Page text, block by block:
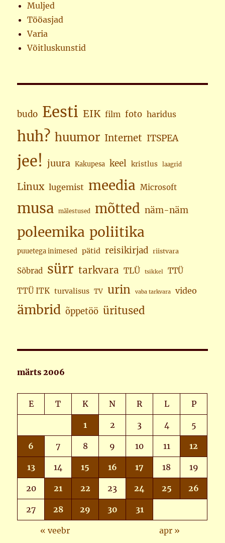
Muljed
Tööasjad
Varia
Võitluskunstid
budo Eesti EIK film foto haridus
huh? huumor Internet ITSPEA
jee! juura Kakupesa keel kristlus laagrid
Linux lugemist meedia Microsoft
musa mälestused mõtted näm-näm
poleemika poliitika
puuetega inimesed pätid reisikirjad riistvara
Sõbrad sürr tarkvara TLÜ tsikkel TTÜ
TTÜ ITK turvalisus TV urin vaba tarkvara video
ämbrid õppetöö üritused
märts 2006
E T K N R L P
1 2 3 4 5
6 7 8 9 10 11 12
13 14 15 16 17 18 19
20 21 22 23 24 25 26
27 28 29 30 31
« veebr apr »